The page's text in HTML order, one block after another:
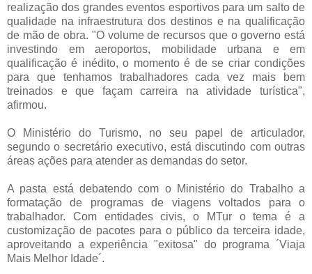
realização dos grandes eventos esportivos para um salto de
qualidade na infraestrutura dos destinos e na qualificação
de mão de obra. "O volume de recursos que o governo está
investindo em aeroportos, mobilidade urbana e em
qualificação é inédito, o momento é de se criar condições
para que tenhamos trabalhadores cada vez mais bem
treinados e que façam carreira na atividade turística",
afirmou.
O Ministério do Turismo, no seu papel de articulador,
segundo o secretário executivo, está discutindo com outras
áreas ações para atender as demandas do setor.
A pasta está debatendo com o Ministério do Trabalho a
formatação de programas de viagens voltados para o
trabalhador. Com entidades civis, o MTur o tema é a
customização de pacotes para o público da terceira idade,
aproveitando a experiência "exitosa" do programa ´Viaja
Mais Melhor Idade´.